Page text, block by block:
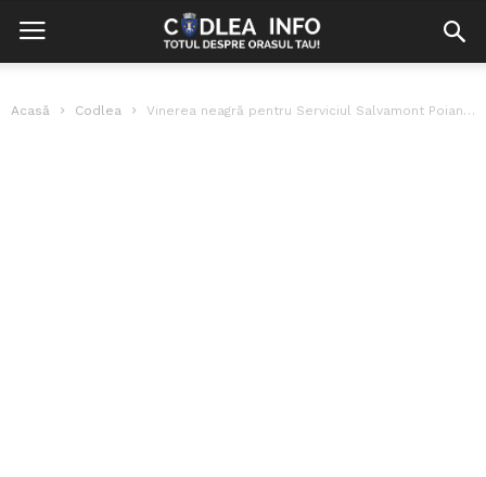
Acasă Codlea Vinerea neagră pentru Serviciul Salvamont Poiana Brașov! Zi record de accidentări cu...